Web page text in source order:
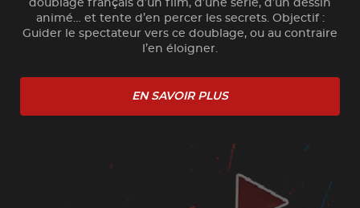
doublage français d’un film, d’une série, d’un dessin
animé… et tente d’en percer les secrets. Objectif :
Guider le spectateur vers ce doublage, ou au contraire
l’en éloigner.
EN SAVOIR PLUS